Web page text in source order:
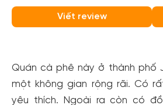
Viết review
Quán cà phê này ở thành phố
một không gian rộng rãi. Có
yêu thích. Ngoài ra còn có